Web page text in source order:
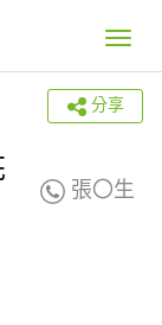
Toggle
分享
張〇生